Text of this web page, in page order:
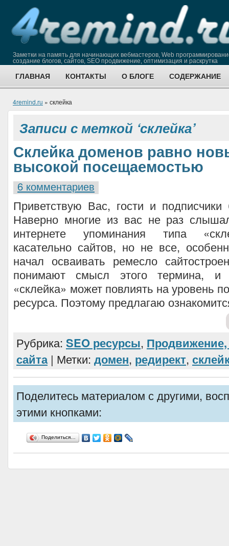
Заметки на память для начинающих вебмастеров, Web
создание блогов, сайтов, SEO продвижение, оптимизация и раскрутка
ГЛАВНАЯ КОНТАКТЫ О БЛОГЕ СОДЕРЖАНИЕ
4remind.ru » склейка
Записи с меткой ‘склейка’
Склейка доменов равно
высокой посещаемостью
6 комментариев
Приветствую Вас, гости и подписчики
Наверно многие из вас не раз
интернете упоминания типа
касательно сайтов, но не все,
начал осваивать ремесло
понимают смысл этого термина,
«склейка» может повлиять на уровень
ресурса. Поэтому предлагаю
Рубрика: SEO ресурсы, Продвижение,
сайта| Метки: домен, редирект,
Поделитесь материалом с другими,
этими кнопками:
Поделиться…